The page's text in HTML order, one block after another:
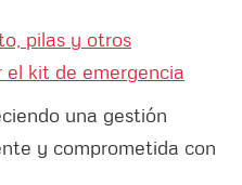
pilas y otros
kit de emergencia
una gestión
y comprometida con